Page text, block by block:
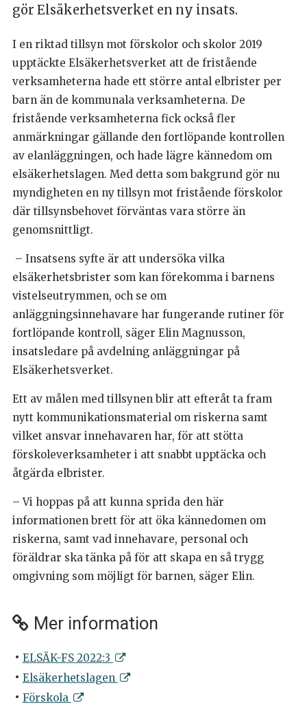
gör Elsäkerhetsverket en ny insats.
I en riktad tillsyn mot förskolor och skolor 2019
upptäckte Elsäkerhetsverket att de fristående
verksamheterna hade ett större antal elbrister per
barn än de kommunala verksamheterna. De
fristående verksamheterna fick också fler
anmärkningar gällande den fortlöpande kontrollen
av elanläggningen, och hade lägre kännedom om
elsäkerhetslagen. Med detta som bakgrund gör nu
myndigheten en ny tillsyn mot fristående förskolor
där tillsynsbehovet förväntas vara större än
genomsnittligt.
– Insatsens syfte är att undersöka vilka
elsäkerhetsbrister som kan förekomma i barnens
vistelseutrymmen, och se om
anläggningsinnehavare har fungerande rutiner för
fortlöpande kontroll, säger Elin Magnusson,
insatsledare på avdelning anläggningar på
Elsäkerhetsverket.
Ett av målen med tillsynen blir att efteråt ta fram
nytt kommunikationsmaterial om riskerna samt
vilket ansvar innehavaren har, för att stötta
förskoleverksamheter i att snabbt upptäcka och
åtgärda elbrister.
– Vi hoppas på att kunna sprida den här
informationen brett för att öka kännedomen om
riskerna, samt vad innehavare, personal och
föräldrar ska tänka på för att skapa en så trygg
omgivning som möjligt för barnen, säger Elin.
Mer information
ELSÄK-FS 2022:3
Elsäkerhetslagen
Förskola